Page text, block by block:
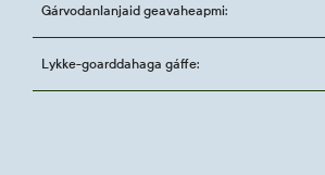
Gárvodanlanjaid geavaheapmi:
Lykke-goarddahaga gáffe: